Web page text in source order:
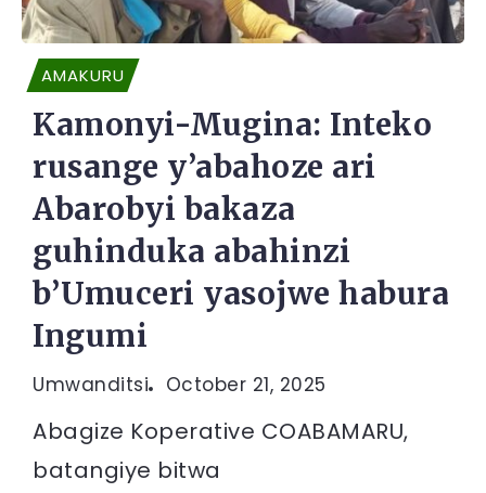
AMAKURU
Kamonyi-Mugina: Inteko
rusange y’abahoze ari
Abarobyi bakaza
guhinduka abahinzi
b’Umuceri yasojwe habura
Ingumi
Umwanditsi October 21, 2025
Abagize Koperative COABAMARU,
batangiye bitwa